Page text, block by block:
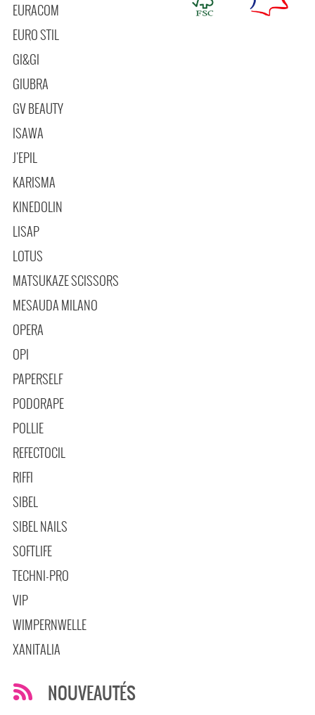
EURACOM
EURO STIL
GI&GI
GIUBRA
GV BEAUTY
ISAWA
J'EPIL
KARISMA
KINEDOLIN
LISAP
LOTUS
MATSUKAZE SCISSORS
MESAUDA MILANO
OPERA
OPI
PAPERSELF
PODORAPE
POLLIE
REFECTOCIL
RIFFI
SIBEL
SIBEL NAILS
SOFTLIFE
TECHNI-PRO
VIP
WIMPERNWELLE
XANITALIA
NOUVEAUTÉS